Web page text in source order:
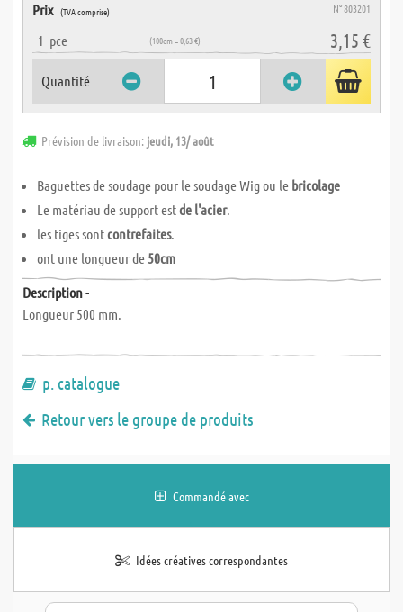
Prix (TVA comprise) N° 803201
1 pce (100cm = 0,63 €) 3,15 €
Quantité
Prévision de livraison: jeudi, 13/ août
Baguettes de soudage pour le soudage Wig ou le bricolage
Le matériau de support estde l'acier.
les tiges sontcontrefaites.
ont une longueur de 50cm
Description -
Longueur 500 mm.
p. catalogue
Retour vers le groupe de produits
Commandé avec
Idées créatives correspondantes